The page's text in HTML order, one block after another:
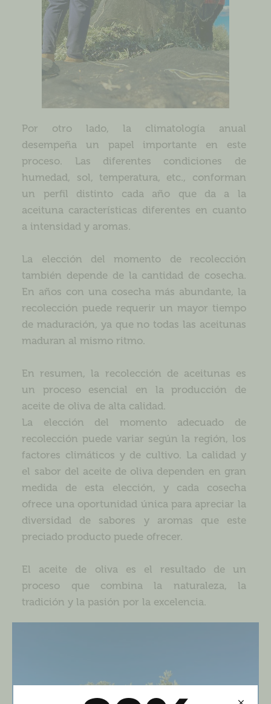
Por otro lado, la climatología anual
desempeña un papel importante en este
proceso. Las diferentes condiciones de
humedad, sol, temperatura, etc., conforman
un perfil distinto cada año que da a la
aceituna características diferentes en cuanto
a intensidad y aromas.
La elección del momento de recolección
también depende de la cantidad de cosecha.
En años con una cosecha más abundante, la
recolección puede requerir un mayor tiempo
de maduración, ya que no todas las aceitunas
maduran al mismo ritmo.
En resumen, la recolección de aceitunas es
un proceso esencial en la producción de
aceite de oliva de alta calidad.
La elección del momento adecuado de
recolección puede variar según la región, los
factores climáticos y de cultivo. La calidad y
el sabor del aceite de oliva dependen en gran
medida de esta elección, y cada cosecha
ofrece una oportunidad única para apreciar la
diversidad de sabores y aromas que este
preciado producto puede ofrecer.
El aceite de oliva es el resultado de un
proceso que combina la naturaleza, la
tradición y la pasión por la excelencia.